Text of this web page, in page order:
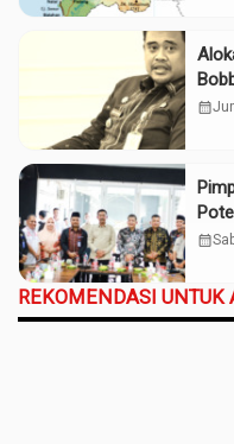
calendar_month
calendar_month
REKOMENDASI UNTUK